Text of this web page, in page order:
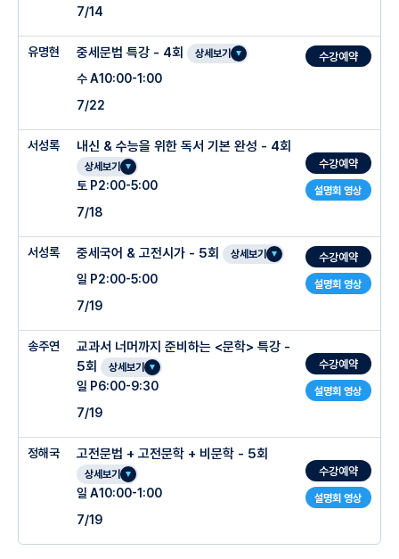
7/14
유명현 중세문법 특강 - 4회 상세보기
수 A10:00-1:00
7/22
수강예약
서성록
설명회 영상
내신 & 수능을 위한 독서 기본 완성 - 4회
상세보기
토 P2:00-5:00
7/18
수강예약
서성록
설명회 영상
중세국어 & 고전시가 - 5회 상세보기
일 P2:00-5:00
7/19
수강예약
송주연
설명회 영상
교과서 너머까지 준비하는 <문학> 특강 -
5회
상세보기
일 P6:00-9:30
7/19
수강예약
정해국
설명회 영상
고전문법 + 고전문학 + 비문학 - 5회
상세보기
일 A10:00-1:00
7/19
수강예약